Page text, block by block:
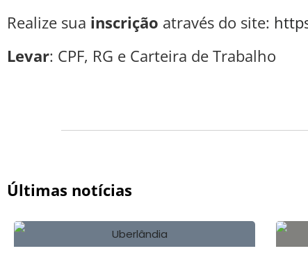
Realize sua inscrição através do site:
Levar: CPF, RG e Carteira de Trabalho
Últimas notícias